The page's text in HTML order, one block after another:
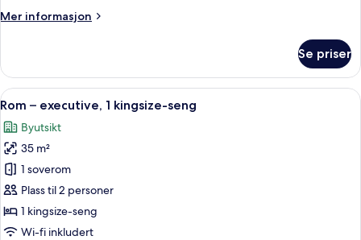
Mer informasjon
Mer
rom,
queensize-
Se priser
Åpne
alle
bildene
av
Rom
–
executive,
1
Rom – executive, 1 kingsize-seng |
11
Rom – executive, 1 kingsize-seng
Byutsikt
35 m²
1 soverom
Plass til 2 personer
1 kingsize-seng
Wi-fi inkludert